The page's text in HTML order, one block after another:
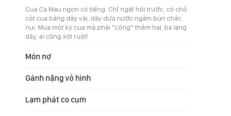
Cua Cà Mau ngon có tiếng. Chỉ ngặt hồi trước, có chỗ
cột cua bằng dây vải, dây dừa nước ngâm bùn chắc
nụi. Mua một ký cua mà phải “cõng” thêm hai, ba lạng
dây, ai cũng xót ruột!
Món nợ
Gánh nặng vô hình
Lạm phát co cụm